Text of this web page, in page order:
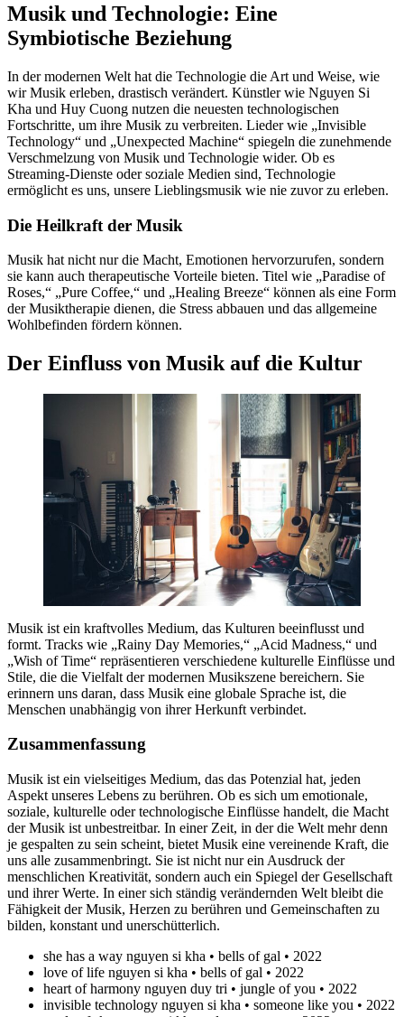
Musik und Technologie: Eine
Symbiotische Beziehung
In der modernen Welt hat die Technologie die Art und Weise, wie
wir Musik erleben, drastisch verändert. Künstler wie Nguyen Si
Kha und Huy Cuong nutzen die neuesten technologischen
Fortschritte, um ihre Musik zu verbreiten. Lieder wie „Invisible
Technology“ und „Unexpected Machine“ spiegeln die zunehmende
Verschmelzung von Musik und Technologie wider. Ob es
Streaming-Dienste oder soziale Medien sind, Technologie
ermöglicht es uns, unsere Lieblingsmusik wie nie zuvor zu erleben.
Die Heilkraft der Musik
Musik hat nicht nur die Macht, Emotionen hervorzurufen, sondern
sie kann auch therapeutische Vorteile bieten. Titel wie „Paradise of
Roses,“ „Pure Coffee,“ und „Healing Breeze“ können als eine Form
der Musiktherapie dienen, die Stress abbauen und das allgemeine
Wohlbefinden fördern können.
Der Einfluss von Musik auf die Kultur
Musik ist ein kraftvolles Medium, das Kulturen beeinflusst und
formt. Tracks wie „Rainy Day Memories,“ „Acid Madness,“ und
„Wish of Time“ repräsentieren verschiedene kulturelle Einflüsse und
Stile, die die Vielfalt der modernen Musikszene bereichern. Sie
erinnern uns daran, dass Musik eine globale Sprache ist, die
Menschen unabhängig von ihrer Herkunft verbindet.
Zusammenfassung
Musik ist ein vielseitiges Medium, das das Potenzial hat, jeden
Aspekt unseres Lebens zu berühren. Ob es sich um emotionale,
soziale, kulturelle oder technologische Einflüsse handelt, die Macht
der Musik ist unbestreitbar. In einer Zeit, in der die Welt mehr denn
je gespalten zu sein scheint, bietet Musik eine vereinende Kraft, die
uns alle zusammenbringt. Sie ist nicht nur ein Ausdruck der
menschlichen Kreativität, sondern auch ein Spiegel der Gesellschaft
und ihrer Werte. In einer sich ständig verändernden Welt bleibt die
Fähigkeit der Musik, Herzen zu berühren und Gemeinschaften zu
bilden, konstant und unerschütterlich.
she has a way nguyen si kha • bells of gal • 2022
love of life nguyen si kha • bells of gal • 2022
heart of harmony nguyen duy tri • jungle of you • 2022
invisible technology nguyen si kha • someone like you • 2022